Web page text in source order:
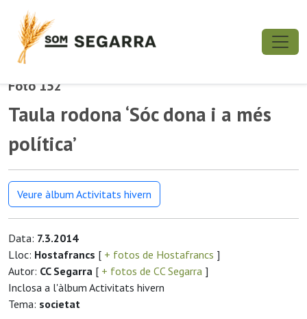
Foto 152
Taula rodona ‘Sóc dona i a més
política’
Veure àlbum Activitats hivern
Data: 7.3.2014
Lloc: Hostafrancs [ + fotos de Hostafrancs ]
Autor: CC Segarra [ + fotos de CC Segarra ]
Inclosa a l'àlbum Activitats hivern
Tema: societat